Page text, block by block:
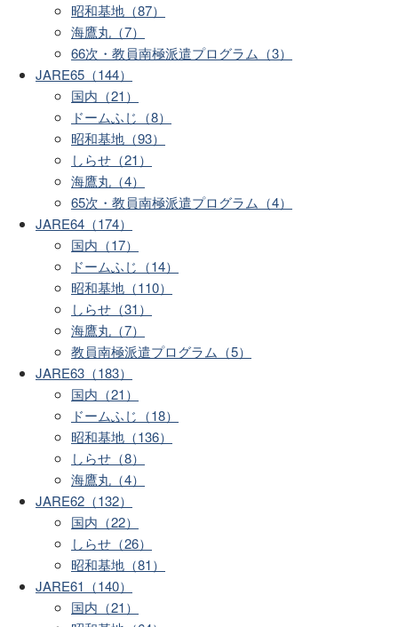
昭和基地（87）
海鷹丸（7）
66次・教員南極派遣プログラム（3）
JARE65（144）
国内（21）
ドームふじ（8）
昭和基地（93）
しらせ（21）
海鷹丸（4）
65次・教員南極派遣プログラム（4）
JARE64（174）
国内（17）
ドームふじ（14）
昭和基地（110）
しらせ（31）
海鷹丸（7）
教員南極派遣プログラム（5）
JARE63（183）
国内（21）
ドームふじ（18）
昭和基地（136）
しらせ（8）
海鷹丸（4）
JARE62（132）
国内（22）
しらせ（26）
昭和基地（81）
JARE61（140）
国内（21）